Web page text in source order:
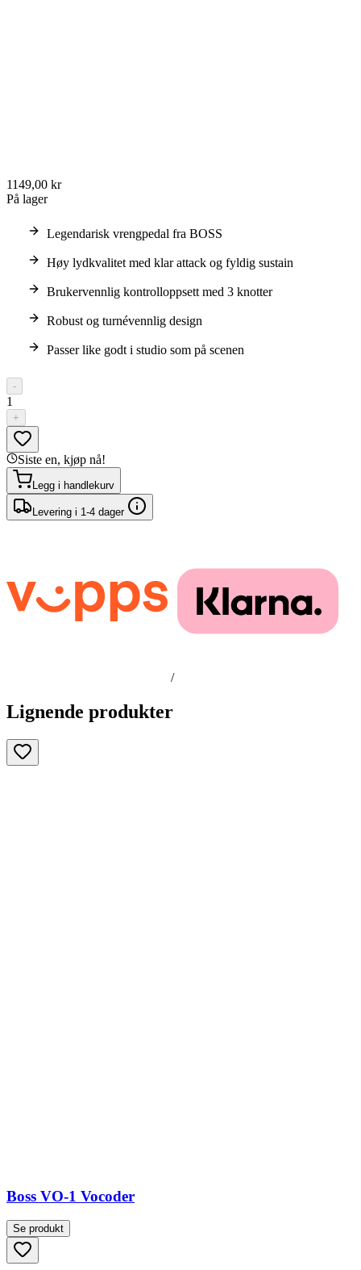
1149,00 kr
På lager
Legendarisk vrengpedal fra BOSS
Høy lydkvalitet med klar attack og fyldig sustain
Brukervennlig kontrolloppsett med 3 knotter
Robust og turnévennlig design
Passer like godt i studio som på scenen
-
1
+
Siste en, kjøp nå!
Legg i handlekurv
Levering i 1-4 dager
/
Lignende produkter
Boss VO-1 Vocoder
Se produkt